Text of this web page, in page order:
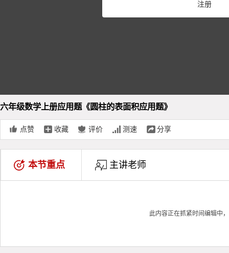
注册
六年级数学上册应用题《圆柱的表面积应用题》
点赞 收藏 评价 测速 分享
本节重点 主讲老师
此内容正在抓紧时间编辑中